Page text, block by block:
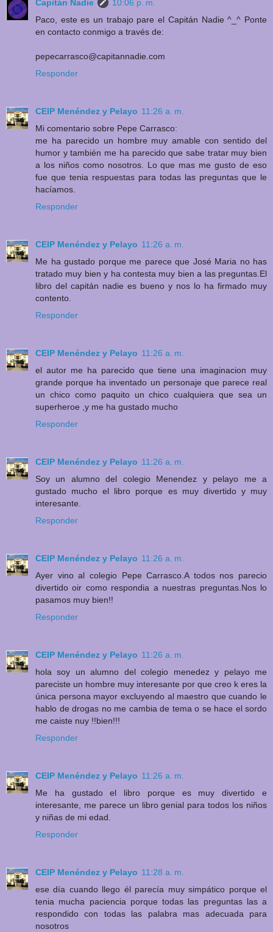
Capitán Nadie
10:06 p. m.
Paco, este es un trabajo pare el Capitán Nadie ^_^ Ponte
en contacto conmigo a través de:
pepecarrasco@capitannadie.com
Responder
CEIP Menéndez y Pelayo 11:26 a. m.
Mi comentario sobre Pepe Carrasco:
me ha parecido un hombre muy amable con sentido del
humor y también me ha parecido que sabe tratar muy bien
a los niños como nosotros. Lo que mas me gusto de eso
fue que tenia respuestas para todas las preguntas que le
hacíamos.
Responder
CEIP Menéndez y Pelayo 11:26 a. m.
Me ha gustado porque me parece que José Maria no has
tratado muy bien y ha contesta muy bien a las preguntas.El
libro del capitán nadie es bueno y nos lo ha firmado muy
contento.
Responder
CEIP Menéndez y Pelayo 11:26 a. m.
el autor me ha parecido que tiene una imaginacion muy
grande porque ha inventado un personaje que parece real
un chico como paquito un chico cualquiera que sea un
superheroe ,y me ha gustado mucho
Responder
CEIP Menéndez y Pelayo 11:26 a. m.
Soy un alumno del colegio Menendez y pelayo me a
gustado mucho el libro porque es muy divertido y muy
interesante.
Responder
CEIP Menéndez y Pelayo 11:26 a. m.
Ayer vino al colegio Pepe Carrasco.A todos nos parecio
divertido oir como respondia a nuestras preguntas.Nos lo
pasamos muy bien!!
Responder
CEIP Menéndez y Pelayo 11:26 a. m.
hola soy un alumno del colegio menedez y pelayo me
pareciste un hombre muy interesante por que creo k eres la
única persona mayor excluyendo al maestro que cuando le
hablo de drogas no me cambia de tema o se hace el sordo
me caiste nuy !!bien!!!
Responder
CEIP Menéndez y Pelayo 11:26 a. m.
Me ha gustado el libro porque es muy divertido e
interesante, me parece un libro genial para todos los niños
y niñas de mi edad.
Responder
CEIP Menéndez y Pelayo 11:28 a. m.
ese día cuando llego él parecía muy simpático porque el
tenia mucha paciencia porque todas las preguntas las a
respondido con todas las palabra mas adecuada para
nosotros